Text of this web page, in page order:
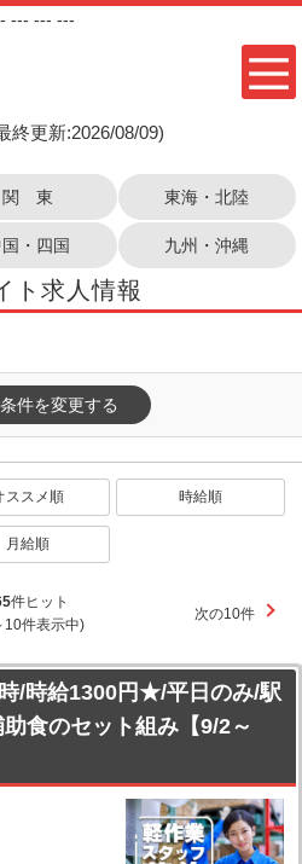
--- --- ---
終更新:2026/08/09)
関 東 東海・北陸
・四国 九州・沖縄
ト求人情報
件を変更する
ススメ順 時給順
月給順
件ヒット
10件表示中)
次の10件
/時給1300円★/平日のみ/駅
食のセット組み【9/2～